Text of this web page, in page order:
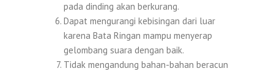
pada dinding akan berkurang.
Dapat mengurangi kebisingan dari luar
karena Bata Ringan mampu menyerap
gelombang suara dengan baik.
Tidak mengandung bahan-bahan beracun